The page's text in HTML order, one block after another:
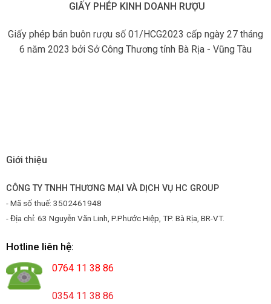
GIẤY PHÉP KINH DOANH RƯỢU
Giấy phép bán buôn rượu số 01/HCG2023 cấp ngày 27 tháng
6 năm 2023 bởi Sở Công Thương tỉnh Bà Rịa - Vũng Tàu
Giới thiệu
CÔNG TY TNHH THƯƠNG MẠI VÀ DỊCH VỤ HC GROUP
- Mã số thuế: 3502461948
- Địa chỉ: 63 Nguyễn Văn Linh, P.Phước Hiệp, TP. Bà Rịa, BR-VT.
Hotline liên hệ:
0764 11 38 86
0354 11 38 86